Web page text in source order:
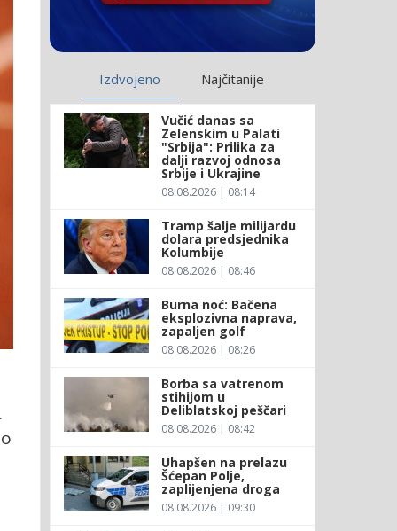
Izdvojeno Najčitanije
Vučić danas sa
Zelenskim u Palati
"Srbija": Prilika za
dalji razvoj odnosa
Srbije i Ukrajine
08.08.2026 | 08:14
Tramp šalje milijardu
dolara predsjednika
Kolumbije
08.08.2026 | 08:46
Burna noć: Bačena
eksplozivna naprava,
zapaljen golf
08.08.2026 | 08:26
Borba sa vatrenom
stihijom u
Deliblatskoj peščari
08.08.2026 | 08:42
Uhapšen na prelazu
Šćepan Polje,
zaplijenjena droga
08.08.2026 | 09:30